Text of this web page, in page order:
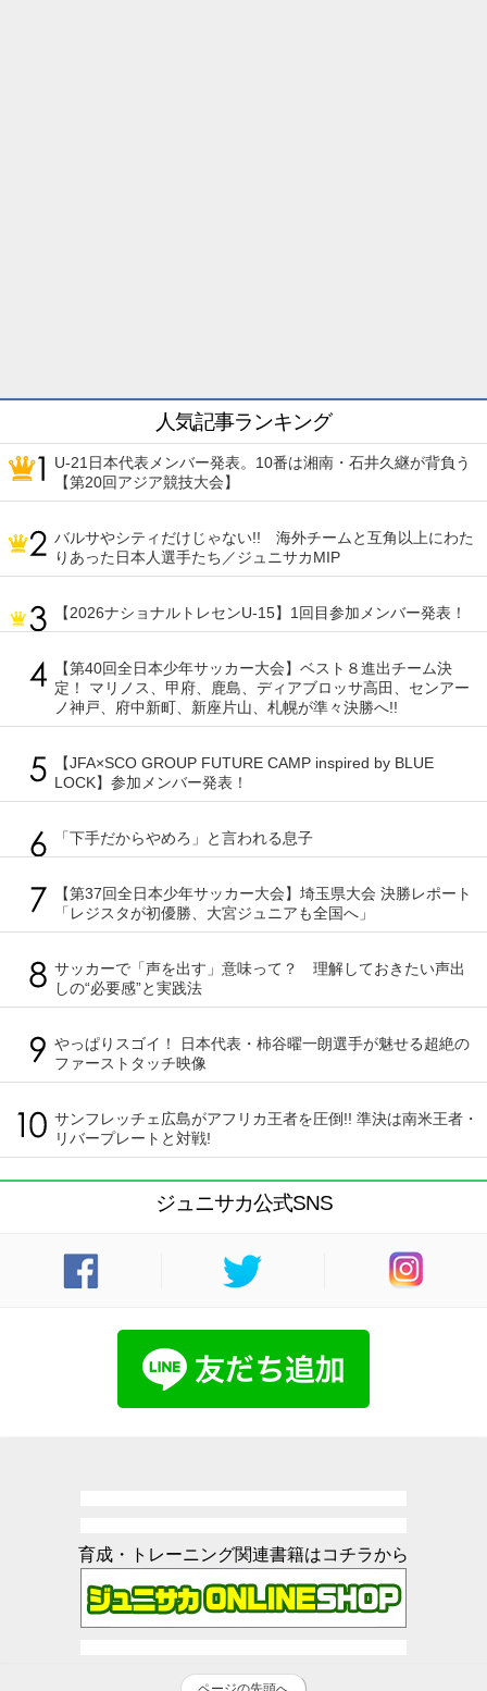
人気記事ランキング
U-21日本代表メンバー発表。10番は湘南・石井久継が背負う
【第20回アジア競技大会】
バルサやシティだけじゃない!! 海外チームと互角以上にわた
りあった日本人選手たち／ジュニサカMIP
【2026ナショナルトレセンU-15】1回目参加メンバー発表！
【第40回全日本少年サッカー大会】ベスト８進出チーム決
定！ マリノス、甲府、鹿島、ディアブロッサ高田、センアー
ノ神戸、府中新町、新座片山、札幌が準々決勝へ!!
【JFA×SCO GROUP FUTURE CAMP inspired by BLUE
LOCK】参加メンバー発表！
「下手だからやめろ」と言われる息子
【第37回全日本少年サッカー大会】埼玉県大会 決勝レポート
「レジスタが初優勝、大宮ジュニアも全国へ」
サッカーで「声を出す」意味って？ 理解しておきたい声出
しの“必要感”と実践法
やっぱりスゴイ！ 日本代表・柿谷曜一朗選手が魅せる超絶の
ファーストタッチ映像
サンフレッチェ広島がアフリカ王者を圧倒!! 準決は南米王者・
リバープレートと対戦!
ジュニサカ公式SNS
育成・トレーニング関連書籍はコチラから